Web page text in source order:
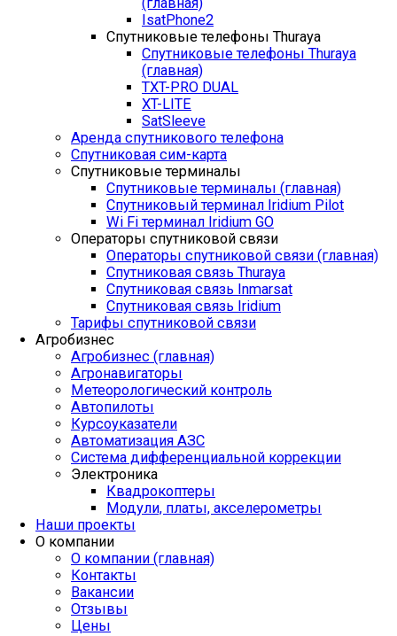
IsatPhone2
Спутниковые телефоны Thuraya
Спутниковые телефоны Thuraya
(главная)
TXT-PRO DUAL
XT-LITE
SatSleeve
Аренда спутникового телефона
Спутниковая сим-карта
Спутниковые терминалы
Спутниковые терминалы (главная)
Спутниковый терминал Iridium Pilot
Wi Fi терминал Iridium GO
Операторы спутниковой связи
Операторы спутниковой связи (главная)
Спутниковая связь Thuraya
Спутниковая связь Inmarsat
Спутниковая связь Iridium
Тарифы спутниковой связи
Агробизнес
Агробизнес (главная)
Агронавигаторы
Метеорологический контроль
Автопилоты
Курсоуказатели
Автоматизация АЗС
Система дифференциальной коррекции
Электроника
Квадрокоптеры
Модули, платы, акселерометры
Наши проекты
О компании
О компании (главная)
Контакты
Вакансии
Отзывы
Цены